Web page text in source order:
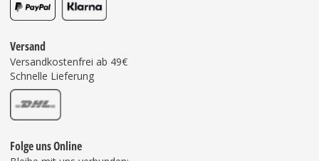
Versand
Versandkostenfrei ab 49€
Schnelle Lieferung
Folge uns Online